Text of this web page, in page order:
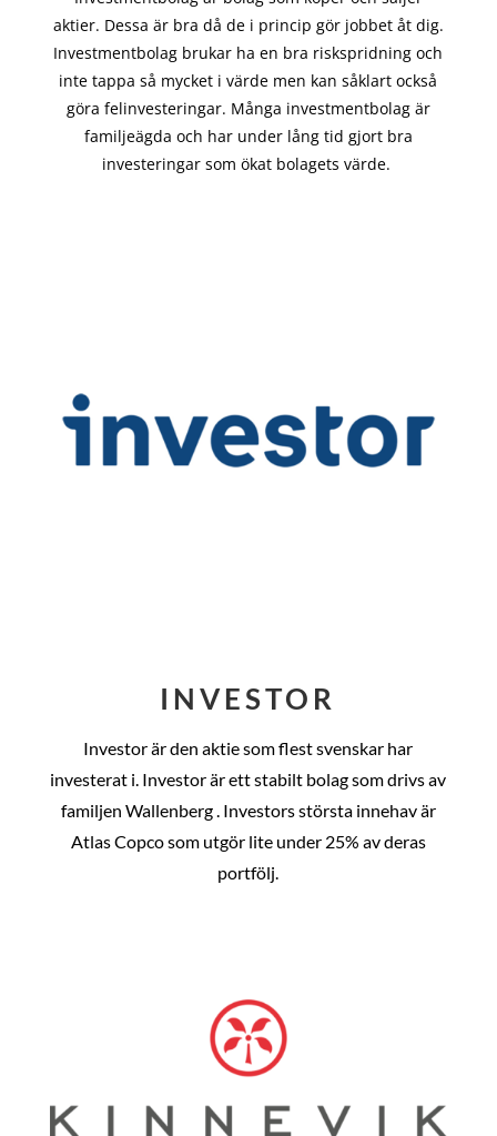
aktier. Dessa är bra då de i princip görjobbet åt dig.
Investmentbolag brukar ha en bra riskspridning och
inte tappa så mycket i värde men kan såklart också
göra felinvesteringar. Många investmentbolag är
familjeägda och har under lång tid gjort bra
investeringar som ökat bolagets värde.
INVESTOR
Investor är den aktie som flest svenskar har
investerat i. Investor är ett stabilt bolag som drivs av
familjen Wallenberg . Investors största innehav är
Atlas Copco som utgör lite under 25% av deras
portfölj.